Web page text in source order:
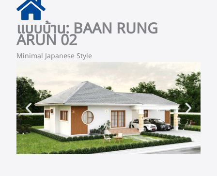
แบบบ้าน: BAAN RUNG
ARUN 02
Minimal Japanese Style